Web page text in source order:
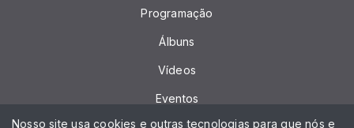
Programação
Álbuns
Vídeos
Eventos
Nosso site usa cookies e outras tecnologias para que nós e